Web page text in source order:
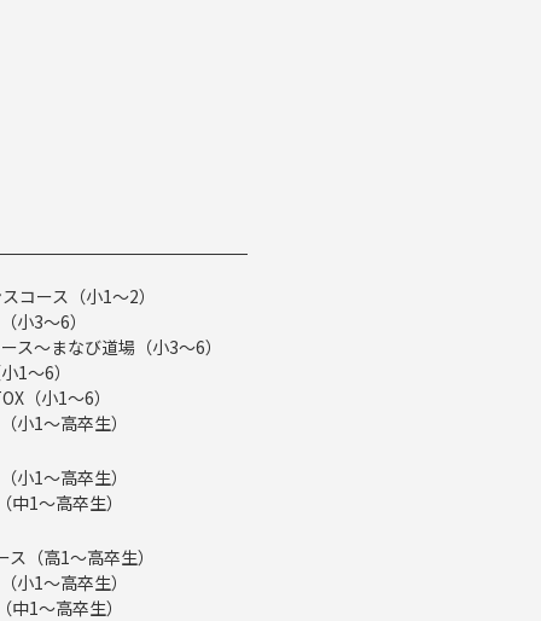
コース（小1～2）
小3～6）
ス～まなび道場（小3～6）
1～6）
（小1～6）
小1～高卒生）
小1～高卒生）
1～高卒生）
（高1～高卒生）
小1～高卒生）
1～高卒生）